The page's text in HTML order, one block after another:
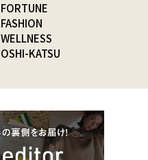
FORTUNE
FASHION
WELLNESS
OSHI-KATSU